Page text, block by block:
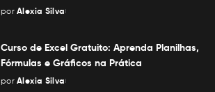
Posted
por Alexia Silva
Curso de Excel Gratuito: Aprenda Planilhas,
Fórmulas e Gráficos na Prática
Posted
por Alexia Silva